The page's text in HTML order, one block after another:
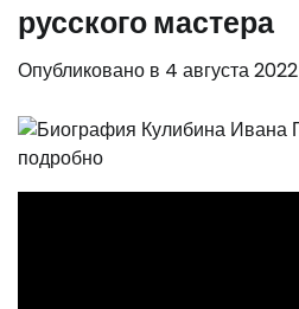
русского мастера
Опубликовано в 4 августа 2022